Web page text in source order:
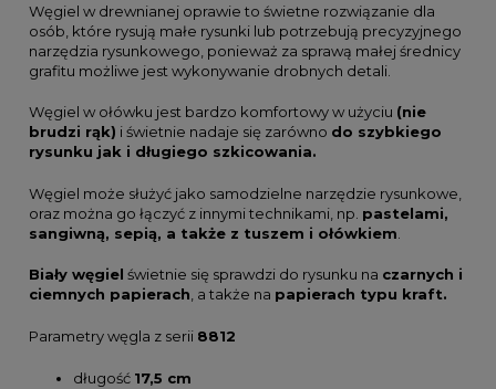
Węgiel w drewnianej oprawie to świetne rozwiązanie dla
osób, które rysują małe rysunki lub potrzebują precyzyjnego
narzędzia rysunkowego, ponieważ za sprawą małej średnicy
grafitu możliwe jest wykonywanie drobnych detali.
Węgiel w ołówku jest bardzo komfortowy w użyciu (nie
brudzi rąk) i świetnie nadaje się zarówno do szybkiego
rysunku jak i długiego szkicowania.
Węgiel może służyć jako samodzielne narzędzie rysunkowe,
oraz można go łączyć z innymi technikami, np. pastelami,
sangiwną, sepią, a także z tuszem i ołówkiem
Biały węgiel świetnie się sprawdzi do rysunku na czarnych i
ciemnych papierach, a także na papierach typu kraft.
Parametry węgla z serii 8812
długość 17,5 cm